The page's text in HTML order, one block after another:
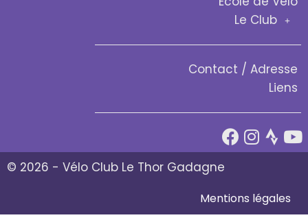
Le Club
Contact / Adresse
Liens
© 2026 - Vélo Club Le Thor Gadagne
Mentions légales